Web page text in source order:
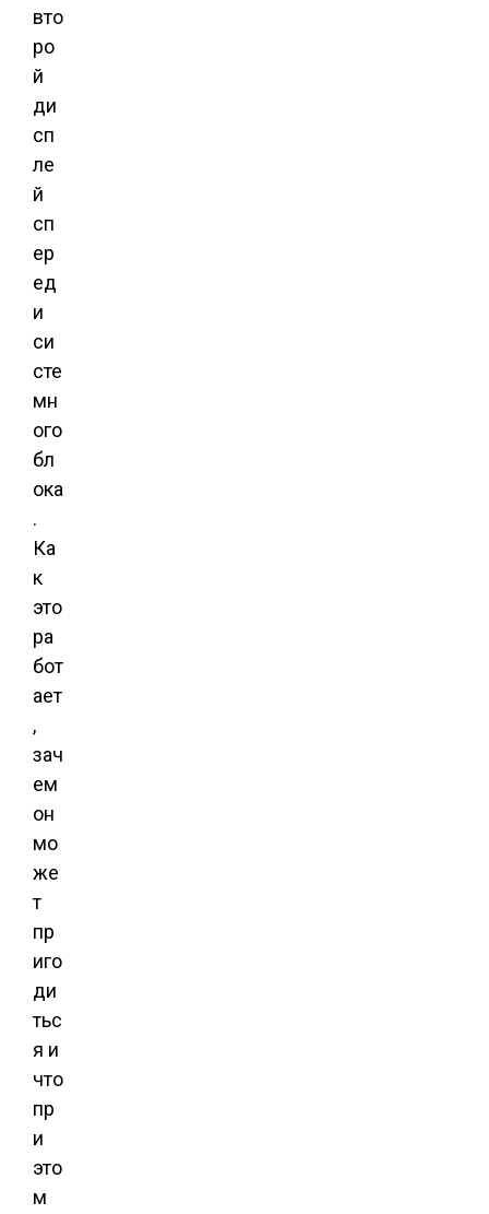
вто
ро
й
ди
сп
ле
й
сп
ер
ед
и
си
сте
мн
ого
бл
ока
.
Ка
к
это
ра
бот
ает
,
зач
ем
он
мо
же
т
пр
иго
ди
тьс
я и
что
пр
и
это
м